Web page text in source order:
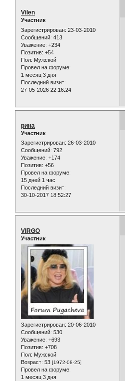
Vilen
Участник
Зарегистрирован: 23-03-2010
Сообщений: 413
Уважение: +234
Позитив: +54
Пол: Мужской
Провел на форуме:
1 месяц 3 дня
Последний визит:
27-05-2026 22:16:24
рина
Участник
Зарегистрирован: 26-03-2010
Сообщений: 792
Уважение: +174
Позитив: +56
Провел на форуме:
15 дней 1 час
Последний визит:
30-10-2017 18:52:27
VIRGO
Участник
Зарегистрирован: 20-06-2010
Сообщений: 530
Уважение: +693
Позитив: +708
Пол: Мужской
Возраст: 53 [1972-08-25]
Провел на форуме:
1 месяц 3 дня